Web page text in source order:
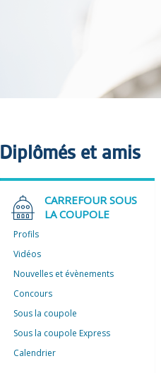
Diplômés et amis
CARREFOUR SOUS
LA COUPOLE
Profils
Vidéos
Nouvelles et évènements
Concours
Sous la coupole
Sous la coupole Express
Calendrier